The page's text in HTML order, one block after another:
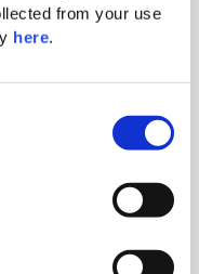
from your use
here.
sur
émis par un
leur animal
respectent pas
labellisées